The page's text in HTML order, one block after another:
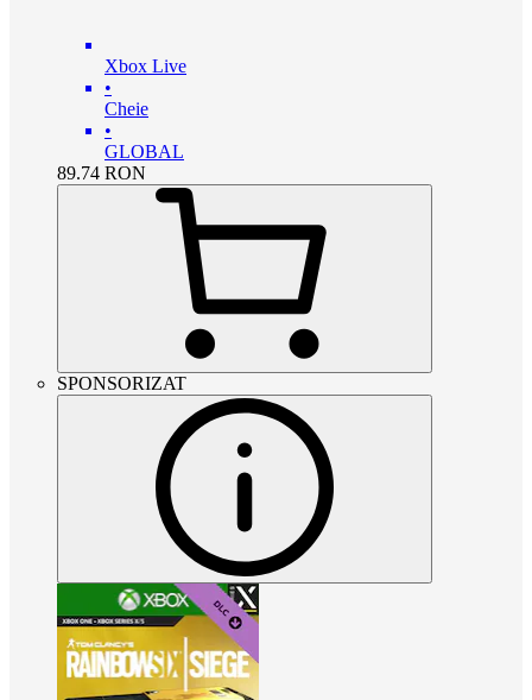
Xbox Live
•
Cheie
•
GLOBAL
89.74 RON
SPONSORIZAT